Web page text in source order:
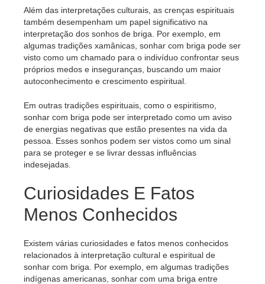
Além das interpretações culturais, as crenças espirituais
também desempenham um papel significativo na
interpretação dos sonhos de briga. Por exemplo, em
algumas tradições xamânicas, sonhar com briga pode ser
visto como um chamado para o indivíduo confrontar seus
próprios medos e inseguranças, buscando um maior
autoconhecimento e crescimento espiritual.
Em outras tradições espirituais, como o espiritismo,
sonhar com briga pode ser interpretado como um aviso
de energias negativas que estão presentes na vida da
pessoa. Esses sonhos podem ser vistos como um sinal
para se proteger e se livrar dessas influências
indesejadas.
Curiosidades E Fatos
Menos Conhecidos
Existem várias curiosidades e fatos menos conhecidos
relacionados à interpretação cultural e espiritual de
sonhar com briga. Por exemplo, em algumas tradições
indígenas americanas, sonhar com uma briga entre